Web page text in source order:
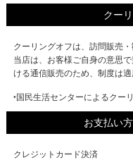
クー
クーリングオフは、訪問販売
当店は、お客様ご自身の意思
ける通信販売のため、制度は
‣国民生活センターによるクー
お支払い
クレジットカード決済